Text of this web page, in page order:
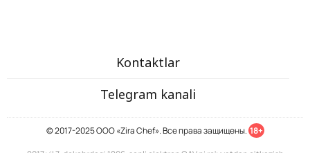
Kontaktlar
Telegram kanali
© 2017-2025 ООО «Zira Chef». Все права защищены. 18+